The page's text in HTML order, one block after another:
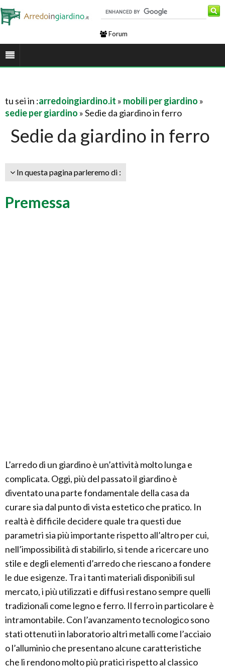
Forum
tu sei in :arredoingiardino.it » mobili per giardino »
sedie per giardino » Sedie da giardino in ferro
Sedie da giardino in ferro
In questa pagina parleremo di :
Premessa
L’arredo di un giardino è un’attività molto lunga e
complicata. Oggi, più del passato il giardino è
diventato una parte fondamentale della casa da
curare sia dal punto di vista estetico che pratico. In
realtà è difficile decidere quale tra questi due
parametri sia più importante rispetto all’altro per cui,
nell’impossibilità di stabilirlo, si tende a ricercare uno
stile e degli elementi d’arredo che riescano a fondere
le due esigenze. Tra i tanti materiali disponibili sul
mercato, i più utilizzati e diffusi restano sempre quelli
tradizionali come legno e ferro. Il ferro in particolare è
intramontabile. Con l’avanzamento tecnologico sono
stati ottenuti in laboratorio altri metalli come l’acciaio
o l’alluminio che presentano alcune caratteristiche
che li rendono molto più pratici rispetto al classico